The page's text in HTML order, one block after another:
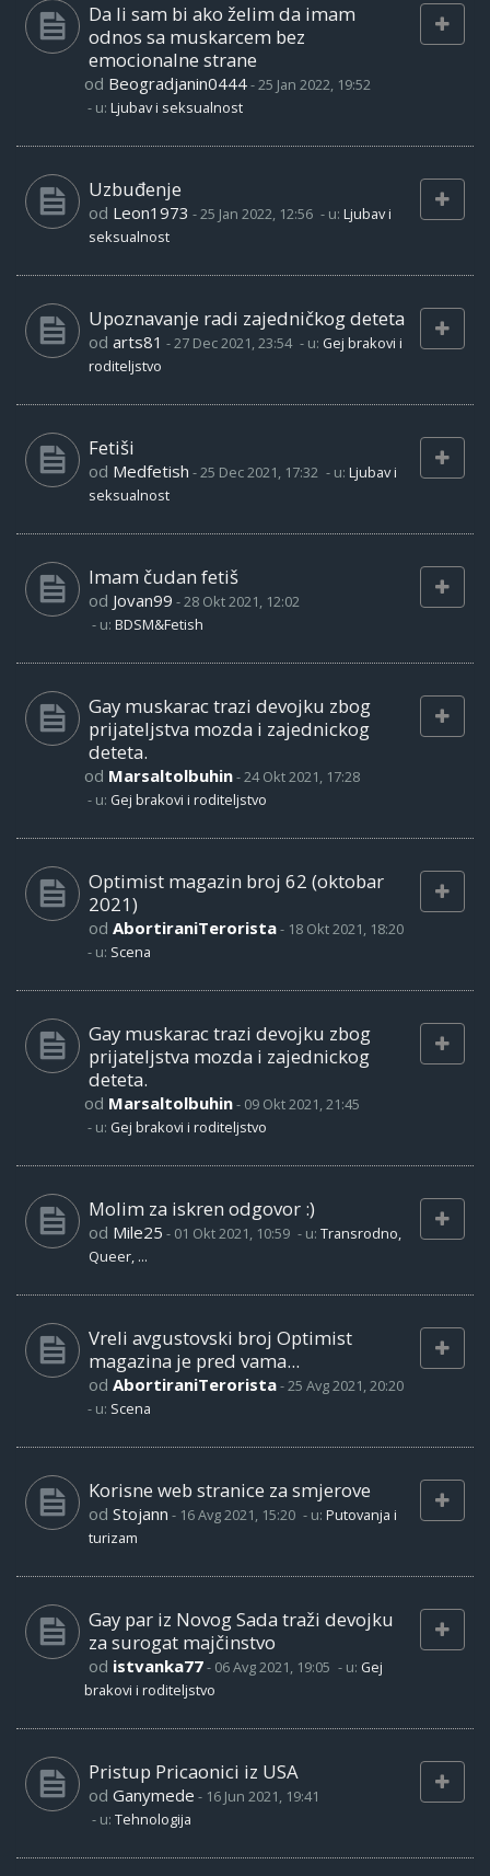
Da li sam bi ako želim da imam
odnos sa muskarcem bez
emocionalne strane
od Beogradjanin0444-25 Jan 2022, 19:52
- u: Ljubav i seksualnost
Uzbuđenje
od Leon1973 -25 Jan 2022, 12:56 - u: Ljubav i
seksualnost
Upoznavanje radi zajedničkog deteta
od arts81 -27 Dec 2021, 23:54 - u: Gej brakovi i
roditeljstvo
Fetiši
od Medfetish -25 Dec 2021, 17:32 - u: Ljubav i
seksualnost
Imam čudan fetiš
od Jovan99 -28 Okt 2021, 12:02
- u: BDSM&Fetish
Gay muskarac trazi devojku zbog
prijateljstva mozda i zajednickog
deteta.
od Marsaltolbuhin-24 Okt 2021, 17:28
- u: Gej brakovi i roditeljstvo
Optimist magazin broj 62 (oktobar
2021)
od AbortiraniTerorista- 18 Okt 2021, 18:20
- u: Scena
Gay muskarac trazi devojku zbog
prijateljstva mozda i zajednickog
deteta.
od Marsaltolbuhin- 09 Okt 2021, 21:45
- u: Gej brakovi i roditeljstvo
Molim za iskren odgovor :)
od Mile25 - 01 Okt 2021, 10:59 - u: Transrodno,
Queer, ...
Vreli avgustovski broj Optimist
magazina je pred vama...
od AbortiraniTerorista-25 Avg 2021, 20:20
- u: Scena
Korisne web stranice za smjerove
od Stojann - 16 Avg 2021, 15:20 - u: Putovanja i
turizam
Gay par iz Novog Sada traži devojku
za surogat majčinstvo
od istvanka77- 06 Avg 2021, 19:05 - u: Gej
brakovi i roditeljstvo
Pristup Pricaonici iz USA
od Ganymede - 16 Jun 2021, 19:41
- u: Tehnologija